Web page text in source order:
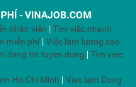
- VINAJOB.COM
nhân viên
Tìm việc nhanh
miễn phí| Việc làm lương cao
dang tin tuyen dung
Tim viec
Ho Chi Minh Viec lam Dong